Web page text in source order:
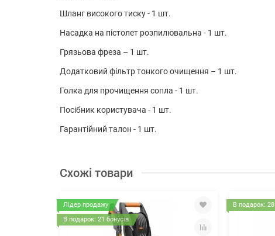
Шланг високого тиску - 1 шт.
Насадка на пістолет розпилювальна - 1 шт.
Грязьова фреза – 1 шт.
Додатковий фільтр тонкого очищення – 1 шт.
Голка для прочищення сопла - 1 шт.
Посібник користувача - 1 шт.
Гарантійний талон - 1 шт.
Схожі товари
Лідер продажу
В подарок: 21 бонусів
В подарок: 28